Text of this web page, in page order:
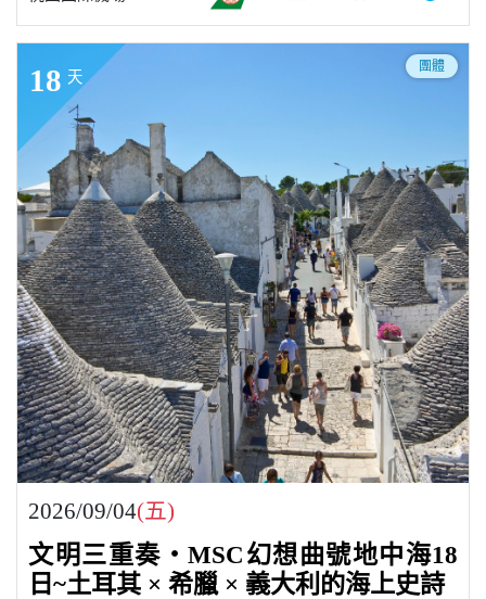
18 天
團體
2026/09/04(五)
文明三重奏・MSC幻想曲號地中海18
日~土耳其 × 希臘 × 義大利的海上史詩